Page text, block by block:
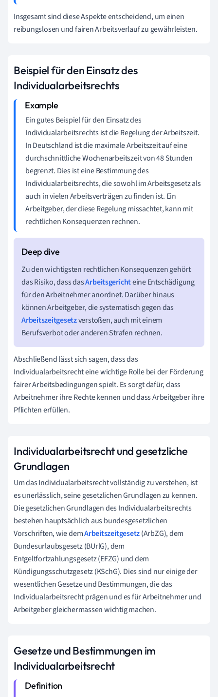
Insgesamt sind diese Aspekte entscheidend, um einen
reibungslosen und fairen Arbeitsverlauf zu gewährleisten.
Beispiel für den Einsatz des
Individualarbeitsrechts
Ein gutes Beispiel für den Einsatz des
Individualarbeitsrechts ist die Regelung der Arbeitszeit.
In Deutschland ist die maximale Arbeitszeit auf eine
durchschnittliche Wochenarbeitszeit von 48 Stunden
begrenzt. Dies ist eine Bestimmung des
Individualarbeitsrechts, die sowohl im Arbeitsgesetz als
auch in vielen Arbeitsverträgen zu finden ist. Ein
Arbeitgeber, der diese Regelung missachtet, kann mit
rechtlichen Konsequenzen rechnen.
Zu den wichtigsten rechtlichen Konsequenzen gehört
das Risiko, dass dasArbeitsgerichteine Entschädigung
für den Arbeitnehmer anordnet. Darüber hinaus
können Arbeitgeber, die systematisch gegen das
Arbeitszeitgesetzverstoßen, auch mit einem
Berufsverbot oder anderen Strafen rechnen.
Abschließend lässt sich sagen, dass das
Individualarbeitsrecht eine wichtige Rolle bei der Förderung
fairer Arbeitsbedingungen spielt. Es sorgt dafür, dass
Arbeitnehmer ihre Rechte kennen und dass Arbeitgeber ihre
Pflichten erfüllen.
Individualarbeitsrecht und gesetzliche
Grundlagen
Um das Individualarbeitsrecht vollständig zu verstehen, ist
es unerlässlich, seine gesetzlichen Grundlagen zu kennen.
Die gesetzlichen Grundlagen des Individualarbeitsrechts
bestehen hauptsächlich aus bundesgesetzlichen
Vorschriften, wie demArbeitszeitgesetz(ArbZG), dem
Bundesurlaubsgesetz (BUrlG), dem
Entgeltfortzahlungsgesetz (EFZG) und dem
Kündigungsschutzgesetz (KSchG). Dies sind nur einige der
wesentlichen Gesetze und Bestimmungen, die das
Individualarbeitsrecht prägen und es für Arbeitnehmer und
Arbeitgeber gleichermassen wichtig machen.
Gesetze und Bestimmungen im
Individualarbeitsrecht